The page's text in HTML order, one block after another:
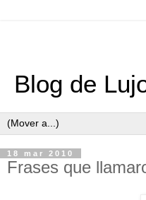
Blog de
18 mar 2010
Frases que